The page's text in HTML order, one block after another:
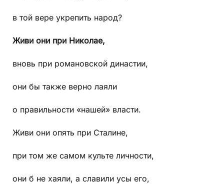
в той вере укрепить народ?
Живи они при Николае,
вновь при романовской династии,
они бы также верно лаяли
о правильности «нашей» власти.
Живи они опять при Сталине,
при том же самом культе личности,
они б не хаяли, а славили усы его,